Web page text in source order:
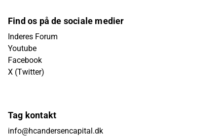
Find os på de sociale medier
Inderes Forum
Youtube
Facebook
X (Twitter)
Tag kontakt
info@hcandersencapital.dk